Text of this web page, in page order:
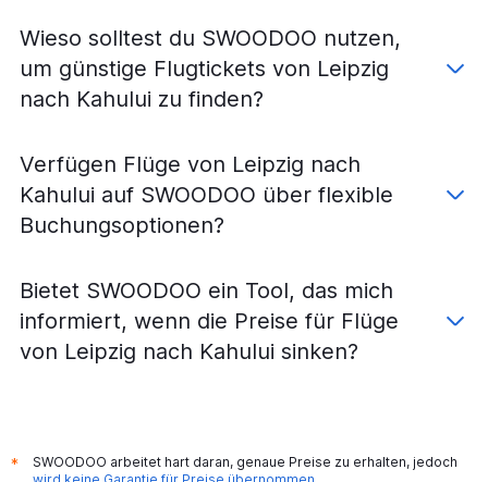
Flüge von Berlin nach Kahului
Flüge von Berlin nach Līhuʻe
Flüge von München nach Hilo
Flüge von Stuttgart nach Kahului
Flüge von Hannover nach Honolulu
Flüge von München nach Līhuʻe
Flüge von Hannover nach Kailua-Kona
Flüge von Köln nach Kahului
Flüge von Stuttgart nach Kailua-Kona
Flüge von Leipzig nach Honolulu
Wieso solltest du SWOODOO nutzen,
um günstige Flugtickets von Leipzig
nach Kahului zu finden?
Verfügen Flüge von Leipzig nach
Kahului auf SWOODOO über flexible
Buchungsoptionen?
Bietet SWOODOO ein Tool, das mich
informiert, wenn die Preise für Flüge
von Leipzig nach Kahului sinken?
*
SWOODOO arbeitet hart daran, genaue Preise zu erhalten, jedoch